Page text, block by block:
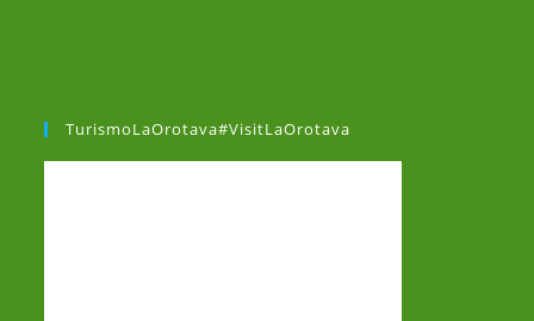
TurismoLaOrotava#VisitLaOrotava